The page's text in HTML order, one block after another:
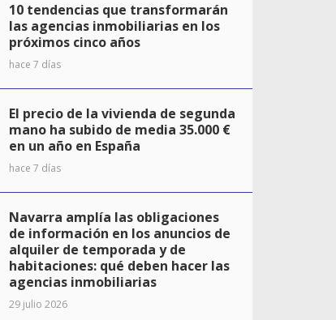
10 tendencias que transformarán
las agencias inmobiliarias en los
próximos cinco años
hace 7 días
El precio de la vivienda de segunda
mano ha subido de media 35.000 €
en un año en España
hace 7 días
Navarra amplía las obligaciones
de información en los anuncios de
alquiler de temporada y de
habitaciones: qué deben hacer las
agencias inmobiliarias
29 julio 2026